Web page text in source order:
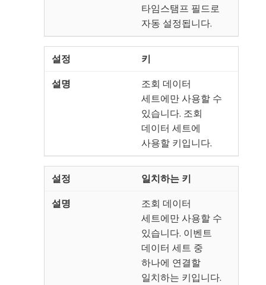
타임스탬프 필드로
자동 설정됩니다.
키
조회 데이터
세트에만 사용할 수
있습니다. 조회
데이터 세트에
사용할 키입니다.
일치하는 키
조회 데이터
세트에만 사용할 수
있습니다. 이벤트
데이터 세트 중
하나에 연결할
일치하는 키입니다.